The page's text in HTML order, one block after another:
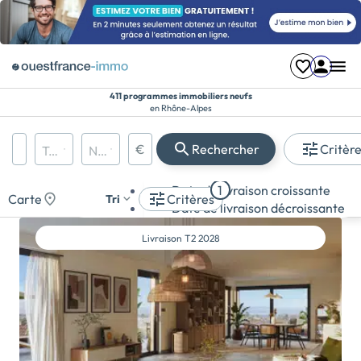
411 programmes immobiliers neufs
en Rhône-Alpes
Région, département, ville, CP
Maison
Types de biens Nombre de pièces Prix maximum
€ Rechercher
Carte Critères
1
Tri
Date de livraison croissante
Date de livraison décroissante
Livraison T2 2028